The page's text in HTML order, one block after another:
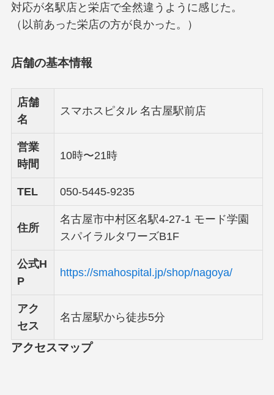
対応が名駅店と栄店で全然違うように感じた。
（以前あった栄店の方が良かった。）
店舗の基本情報
店舗
名
スマホスピタル 名古屋駅前店
営業
時間
10時〜21時
TEL 050-5445-9235
住所
名古屋市中村区名駅4-27-1 モード学園
スパイラルタワーズB1F
公式H
P
https://smahospital.jp/shop/nagoya/
アク
セス
名古屋駅から徒歩5分
アクセスマップ